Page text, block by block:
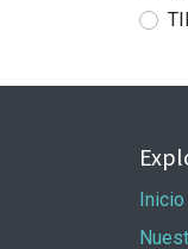
Inicio